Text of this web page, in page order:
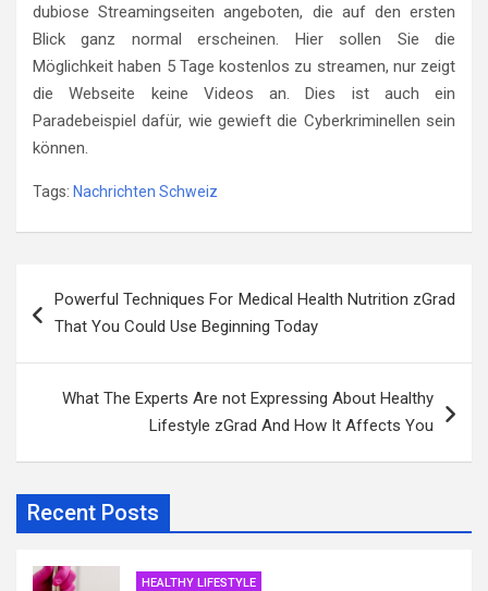
dubiose Streamingseiten angeboten, die auf den ersten
Blick ganz normal erscheinen. Hier sollen Sie die
Möglichkeit haben 5 Tage kostenlos zu streamen, nur zeigt
die Webseite keine Videos an. Dies ist auch ein
Paradebeispiel dafür, wie gewieft die Cyberkriminellen sein
können.
Tags: Nachrichten Schweiz
navigation
Powerful Techniques For Medical Health Nutrition zGrad
That You Could Use Beginning Today
What The Experts Are not Expressing About Healthy
Lifestyle zGrad And How It Affects You
Recent Posts
HEALTHY LIFESTYLE